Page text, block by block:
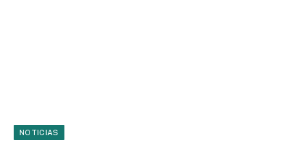
NOTICIAS